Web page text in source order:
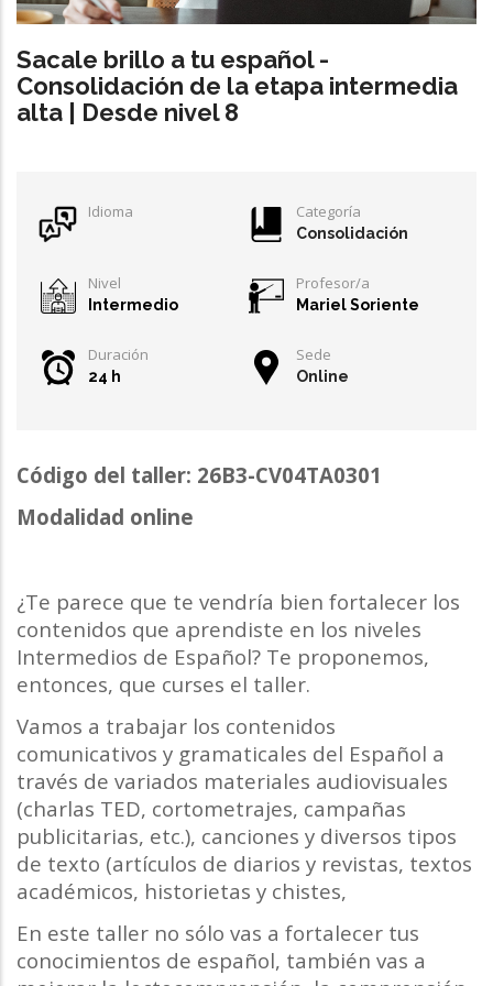
Sacale brillo a tu español -
Consolidación de la etapa intermedia
alta | Desde nivel 8
Idioma Categoría
Consolidación
Nivel
Intermedio
Profesor/a
Mariel Soriente
Duración
24 h
Sede
Online
Código del taller: 26B3-CV04TA0301
Modalidad online
¿Te parece que te vendría bien fortalecer los
contenidos que aprendiste en los niveles
Intermedios de Español? Te proponemos,
entonces, que curses el taller.
Vamos a trabajar los contenidos
comunicativos y gramaticales del Español a
través de variados materiales audiovisuales
(charlas TED, cortometrajes, campañas
publicitarias, etc.), canciones y diversos tipos
de texto (artículos de diarios y revistas, textos
académicos, historietas y chistes,
En este taller no sólo vas a fortalecer tus
conocimientos de español, también vas a